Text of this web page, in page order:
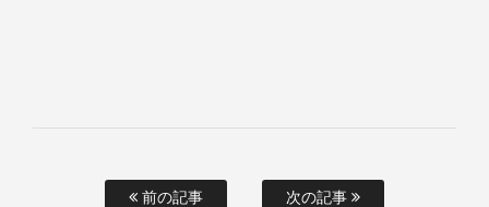
前の記事 次の記事